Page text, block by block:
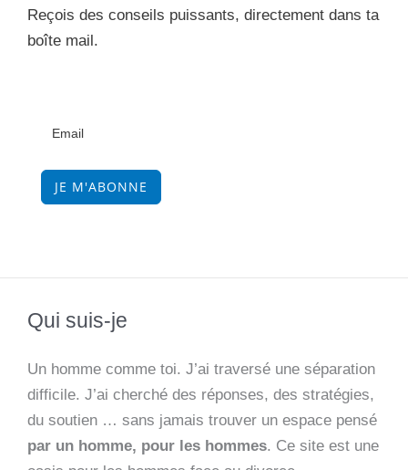
Reçois des conseils puissants, directement dans ta
boîte mail.
JE M'ABONNE
Qui suis-je
Un homme comme toi. J’ai traversé une séparation
difficile. J’ai cherché des réponses, des stratégies,
du soutien … sans jamais trouver un espace pensé
par un homme, pour les hommes. Ce site est une